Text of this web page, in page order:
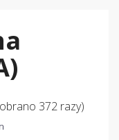
372 razy)